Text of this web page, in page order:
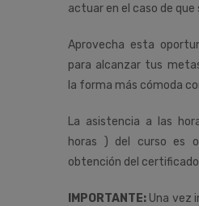
actuar en el caso de
Aprovecha esta
para alcanzar tus
la forma más cómoda
La asistencia a las
horas ) del curso es
obtención del
IMPORTANTE: Una vez